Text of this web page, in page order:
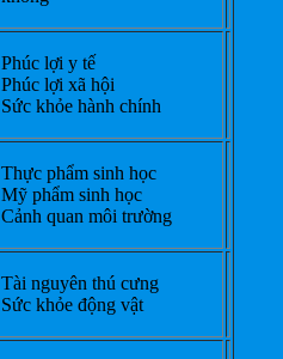
Phúc lợi y tế
Phúc lợi xã hội
Sức khỏe hành chính
Thực phẩm sinh học
Mỹ phẩm sinh học
Cảnh quan môi trường
Tài nguyên thú cưng
Sức khỏe động vật